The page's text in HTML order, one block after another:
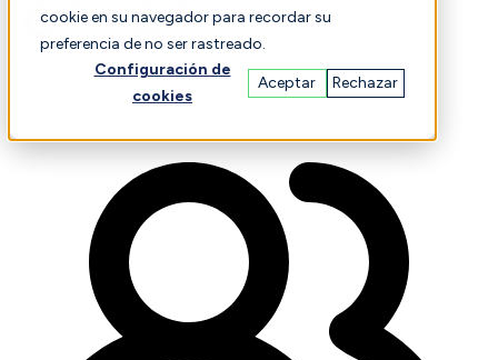
cookie en su navegador para recordar su
preferencia de no ser rastreado.
Configuración de
cookies
Aceptar Rechazar
Finanzas Actuación